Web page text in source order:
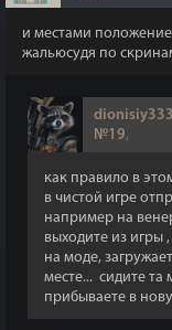
и местами
жальюсудя по
dionisiy333
№19,
как правило в
в чистой игре
например на
выходите из игры
на моде,
месте... сидите та
прибываете в